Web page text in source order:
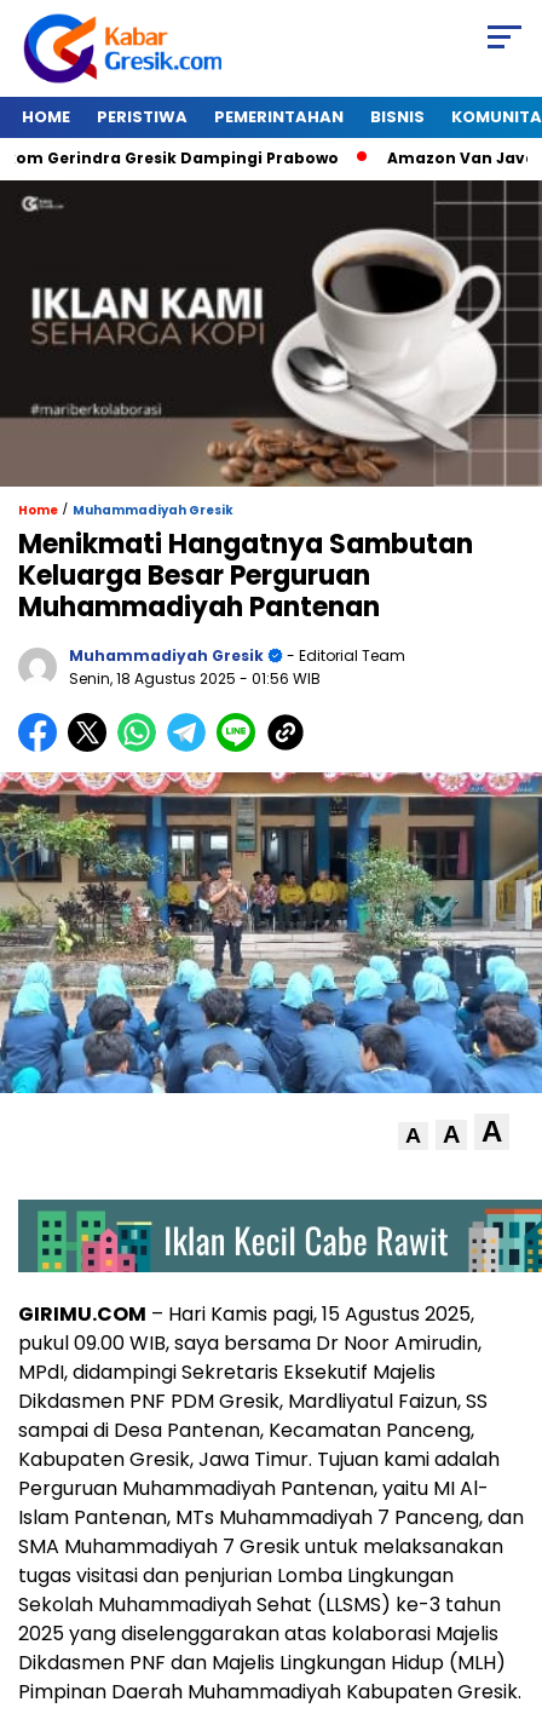
HOME PERISTIWA PEMERINTAHAN BISNIS
Gresik Dampingi Prabowo Amazon Van Java
Home / Muhammadiyah Gresik
Menikmati Hangatnya Sambutan
Keluarga Besar Perguruan
Muhammadiyah Pantenan
Muhammadiyah Gresik
- Editorial Team
Senin, 18 Agustus 2025 - 01:56 WIB
A A A
GIRIMU.COM – Hari Kamis pagi, 15 Agustus 2025,
pukul 09.00 WIB, saya bersama Dr Noor Amirudin,
MPdI, didampingi Sekretaris Eksekutif Majelis
Dikdasmen PNF PDM Gresik, Mardliyatul Faizun, SS
sampai di Desa Pantenan, Kecamatan Panceng,
Kabupaten Gresik, Jawa Timur. Tujuan kami adalah
Perguruan Muhammadiyah Pantenan, yaitu MI Al-
Islam Pantenan, MTs Muhammadiyah 7 Panceng, dan
SMA Muhammadiyah 7 Gresik untuk melaksanakan
tugas visitasi dan penjurian Lomba Lingkungan
Sekolah Muhammadiyah Sehat (LLSMS) ke-3 tahun
2025 yang diselenggarakan atas kolaborasi Majelis
Dikdasmen PNF dan Majelis Lingkungan Hidup (MLH)
Pimpinan Daerah Muhammadiyah Kabupaten Gresik.